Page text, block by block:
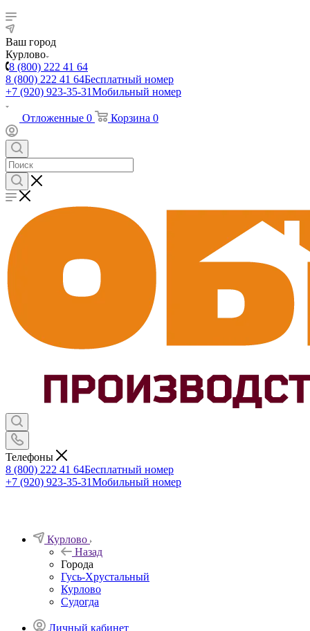
Ваш город
Курлово
8 (800) 222 41 64
8 (800) 222 41 64Бесплатный номер
+7 (920) 923-35-31Мобильный номер
Отложенные 0 Корзина 0
Телефоны
8 (800) 222 41 64Бесплатный номер
+7 (920) 923-35-31Мобильный номер
Курлово
Назад
Города
Гусь-Хрустальный
Курлово
Судогда
Личный кабинет